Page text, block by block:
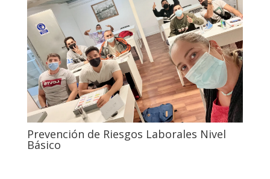
Prevención de Riesgos Laborales Nivel
Básico